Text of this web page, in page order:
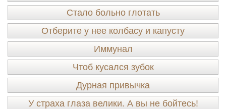
Стало больно глотать
Отберите у нее колбасу и капусту
Иммунал
Чтоб кусался зубок
Дурная привычка
У страха глаза велики. А вы не бойтесь!